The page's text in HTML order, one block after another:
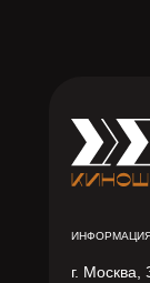
г. Москва,